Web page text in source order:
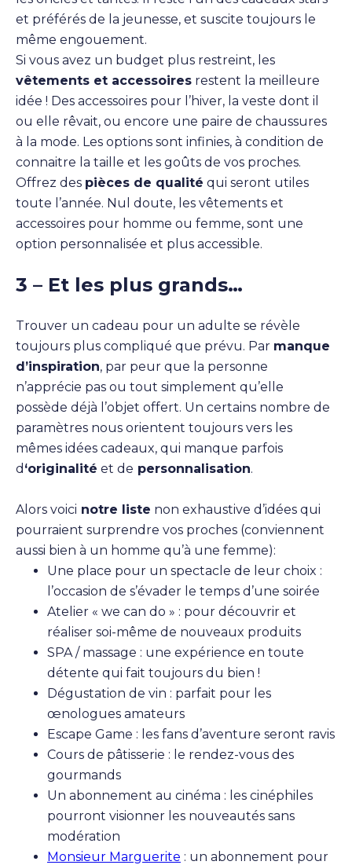
et préférés de la jeunesse, et suscite toujours le
même engouement.
Si vous avez un budget plus restreint, les
vêtements et accessoires restent la meilleure
idée ! Des accessoires pour l’hiver, la veste dont il
ou elle rêvait, ou encore une paire de chaussures
à la mode. Les options sont infinies, à condition de
connaitre la taille et les goûts de vos proches.
Offrez des pièces de qualité qui seront utiles
toute l’année. Nul doute, les vêtements et
accessoires pour homme ou femme, sont une
option personnalisée et plus accessible.
3 – Et les plus grands…
Trouver un cadeau pour un adulte se révèle
toujours plus compliqué que prévu. Par manque
d’inspiration, par peur que la personne
n’apprécie pas ou tout simplement qu’elle
possède déjà l’objet offert. Un certains nombre de
paramètres nous orientent toujours vers les
mêmes idées cadeaux, qui manque parfois
d ‘originalité et de personnalisation.
Alors voici notre liste non exhaustive d’idées qui
pourraient surprendre vos proches (conviennent
aussi bien à un homme qu’à une femme):
Une place pour un spectacle de leur choix :
l’occasion de s’évader le temps d’une soirée
Atelier « we can do » : pour découvrir et
réaliser soi-même de nouveaux produits
SPA / massage : une expérience en toute
détente qui fait toujours du bien !
Dégustation de vin : parfait pour les
œnologues amateurs
Escape Game : les fans d’aventure seront ravis
Cours de pâtisserie : le rendez-vous des
gourmands
Un abonnement au cinéma : les cinéphiles
pourront visionner les nouveautés sans
modération
Monsieur Marguerite : un abonnement pour